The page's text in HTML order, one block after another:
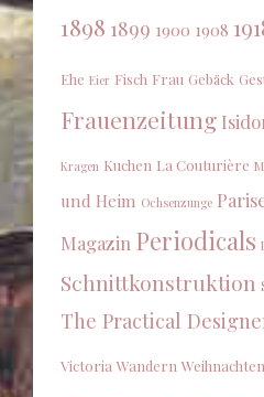
1898 1899 1900 1908
Ehe Eier Fisch Frau Gebäck
Frauenzeitung
Kragen Kuchen La Couturière
und Heim Ochsenzunge
Magazin Periodicals
Schnittkonstruktion
The Practical
Victoria Wandern Weihnachten